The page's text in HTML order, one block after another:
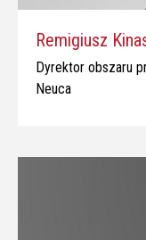
Remigiusz
Dyrektor obszaru
Neuca